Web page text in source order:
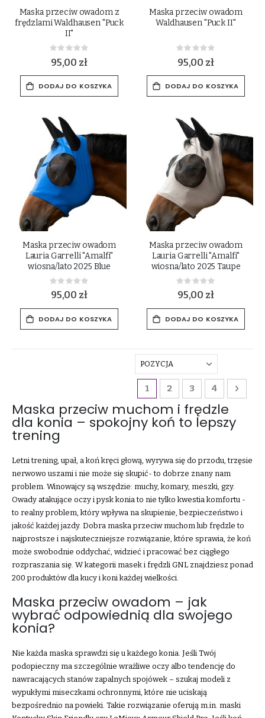
Maska przeciw owadom z
frędzlami Waldhausen "Puck
II"
Rating:
0%
95,00 zł
DODAJ DO KOSZYKA
Maska przeciw owadom
Waldhausen "Puck II"
Rating:
0%
95,00 zł
DODAJ DO KOSZYKA
Maska przeciw owadom
Lauria Garrelli "Amalfi"
wiosna/lato 2025 Blue
Rating:
0%
95,00 zł
DODAJ DO KOSZYKA
Maska przeciw owadom
Lauria Garrelli "Amalfi"
wiosna/lato 2025 Taupe
Rating:
0%
95,00 zł
DODAJ DO KOSZYKA
Strona
Aktualnie czytasz stronę
1 Strona
2 Strona
3 Strona
4 Dalej
Maska przeciw muchom i frędzle
dla konia – spokojny koń to lepszy
trening
Letni trening, upał, a koń kręci głową, wyrywa się do przodu, trzęsie
nerwowo uszami i nie może się skupić- to dobrze znany nam
problem. Winowajcy są wszędzie: muchy, komary, meszki, gzy.
Owady atakujące oczy i pysk konia to nie tylko kwestia komfortu -
to realny problem, który wpływa na skupienie, bezpieczeństwo i
jakość każdej jazdy. Dobra maska przeciw muchom lub frędzle to
najprostsze i najskuteczniejsze rozwiązanie, które sprawia, że koń
może swobodnie oddychać, widzieć i pracować bez ciągłego
rozpraszania się. W kategorii masek i frędzli GNL znajdziesz ponad
200 produktów dla kucy i koni każdej wielkości.
Maska przeciw owadom – jak
wybrać odpowiednią dla swojego
konia?
Nie każda maska sprawdzi się u każdego konia. Jeśli Twój
podopieczny ma szczególnie wrażliwe oczy albo tendencję do
nawracających stanów zapalnych spojówek – szukaj modeli z
wypukłymi miseczkami ochronnymi, które nie uciskają
bezpośrednio na powieki. Takie rozwiązanie oferują m.in. maski